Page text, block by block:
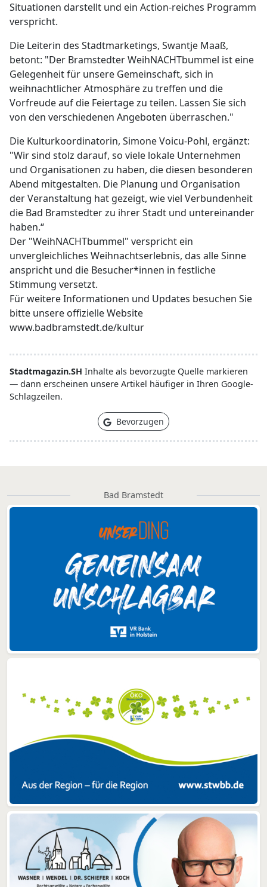
Situationen darstellt und ein Action-reiches Programm
verspricht.
Die Leiterin des Stadtmarketings, Swantje Maaß,
betont: "Der Bramstedter WeihNACHTbummel ist eine
Gelegenheit für unsere Gemeinschaft, sich in
weihnachtlicher Atmosphäre zu treffen und die
Vorfreude auf die Feiertage zu teilen. Lassen Sie sich
von den verschiedenen Angeboten überraschen."
Die Kulturkoordinatorin, Simone Voicu-Pohl, ergänzt:
"Wir sind stolz darauf, so viele lokale Unternehmen
und Organisationen zu haben, die diesen besonderen
Abend mitgestalten. Die Planung und Organisation
der Veranstaltung hat gezeigt, wie viel Verbundenheit
die Bad Bramstedter zu ihrer Stadt und untereinander
haben.“
Der "WeihNACHTbummel" verspricht ein
unvergleichliches Weihnachtserlebnis, das alle Sinne
anspricht und die Besucher*innen in festliche
Stimmung versetzt.
Für weitere Informationen und Updates besuchen Sie
bitte unsere offizielle Website
www.badbramstedt.de/kultur
Stadtmagazin.SH Inhalte als bevorzugte Quelle markieren
— dann erscheinen unsere Artikel häufiger in Ihren Google-
Schlagzeilen.
Bevorzugen
Bad Bramstedt